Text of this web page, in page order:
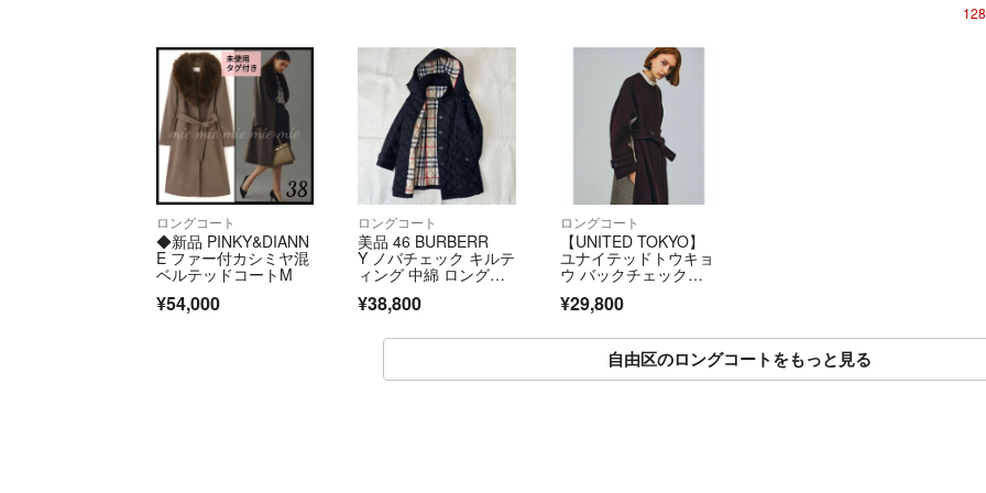
https://fril.jp/ts/
ロングコート
◆新品 PINKY&DIANN
E ファー付カシミヤ混
ベルテッドコートM
¥54,000
ロングコート
美品 46 BURBERR
Y ノバチェック キルテ
ィング 中綿 ロングコ
¥38,800
ロングコート
【UNITED TOKYO】
ユナイテッドトウキョ
ウ バックチェックコ
¥29,800
自由区のロングコートをもっと見る